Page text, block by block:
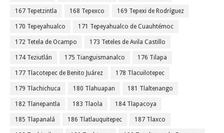
167 Tepetzintla 168 Tepexco 169 Tepexi de Rodríguez
170 Tepeyahualco 171 Tepeyahualco de Cuauhtémoc
172 Tetela de Ocampo 173 Teteles de Avila Castillo
174 Teziutlán 175 Tianguismanalco 176 Tilapa
177 Tlacotepec de Benito Juárez 178 Tlacuilotepec
179 Tlachichuca 180 Tlahuapan 181 Tlaltenango
182 Tlanepantla 183 Tlaola 184 Tlapacoya
185 Tlapanalá 186 Tlatlauquitepec 187 Tlaxco